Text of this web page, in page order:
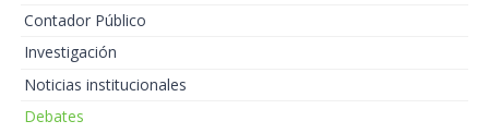
Contador Público
Investigación
Noticias institucionales
Debates